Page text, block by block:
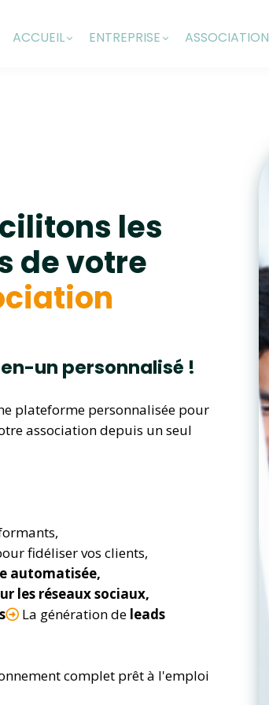
ACCUEIL ENTREPRISE ASSOCIATION
les
de votre
un personnalisé !
plateforme personnalisée pour
association depuis un seul
fidéliser vos clients,
automatisée,
les réseaux sociaux,
La générationde leads
complet prêt à l'emploi